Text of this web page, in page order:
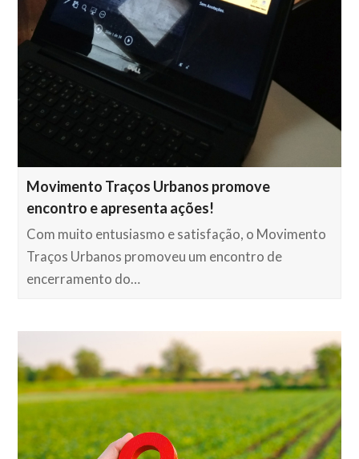
Movimento Traços Urbanos promove
encontro e apresenta ações!
Com muito entusiasmo e satisfação, o Movimento
Traços Urbanos promoveu um encontro de
encerramento do…